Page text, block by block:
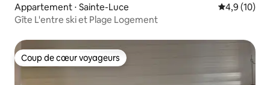
Appartement ⋅ Sainte-Luce Évaluation
4,9 (10)
Gîte L'entre ski et Plage Logement
Coup de cœur voyageurs
Coup de cœur voyageurs